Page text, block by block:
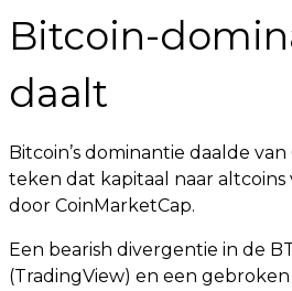
Bitcoin-
daalt
Bitcoin’s dominantie daalde van
teken dat kapitaal naar altcoins
door CoinMarketCap.
Een bearish divergentie in de
(TradingView) en een